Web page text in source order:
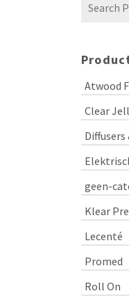
Atwood
Clear
Diffusers
geen-
Klear
Lecenté
Promed
Roll On